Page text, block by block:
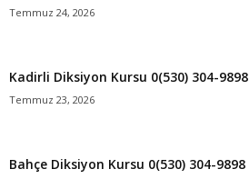
Temmuz 24, 2026
Kadirli Diksiyon Kursu 0(530) 304-9898
Temmuz 23, 2026
Bahçe Diksiyon Kursu 0(530) 304-9898